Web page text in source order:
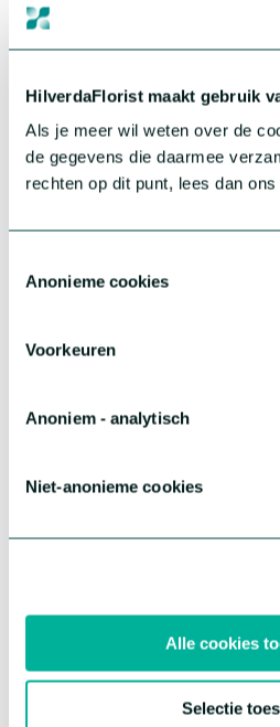
HilverdaFlorist maakt gebruik
Als je meer wil weten over de
de gegevens die daarmee
rechten op dit punt, lees dan ons
Anonieme cookies
Voorkeuren
Anoniem - analytisch
Niet-anonieme cookies
Alle cookies
Selectie
krachtige genetica, allemaal in
veelzijdigheid en schattigheid van
Gerbera Rebel
Deze bijzondere serie is nieuw in
eigen karakter, maar biedt